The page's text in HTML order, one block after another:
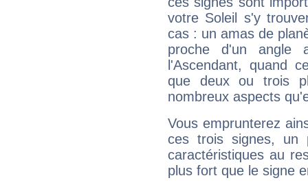
votre Soleil s'y
cas : un amas de
proche d'un
l'Ascendant, quand
que deux ou trois
nombreux aspects
Vous emprunterez
ces trois signes, un
caractéristiques au
plus fort que le signe